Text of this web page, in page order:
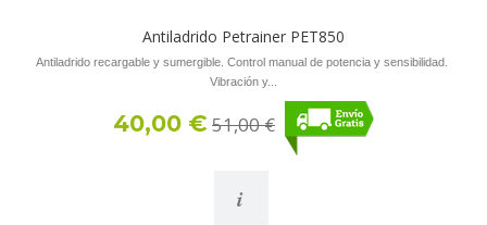
Antiladrido Petrainer PET850
Antiladrido recargable y sumergible. Control manual de potencia y sensibilidad.
Vibración y...
40,00 € 51,00 €
i